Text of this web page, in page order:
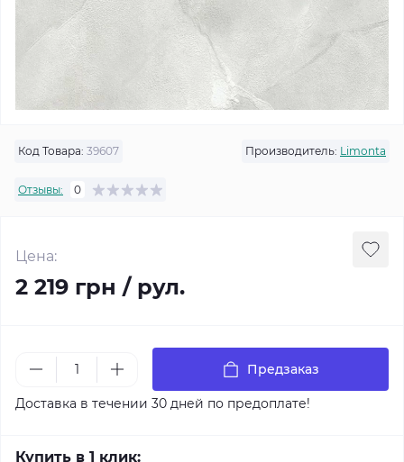
Код Товара: 39607 Производитель: Limonta
Отзывы: 0
Цена:
2 219 грн / рул.
Предзаказ
Доставка в течении 30 дней по предоплате!
Купить в 1 клик: